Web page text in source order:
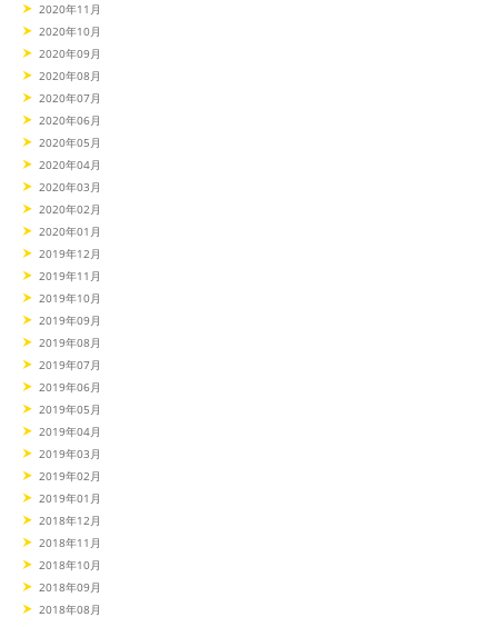
2020年11月
2020年10月
2020年09月
2020年08月
2020年07月
2020年06月
2020年05月
2020年04月
2020年03月
2020年02月
2020年01月
2019年12月
2019年11月
2019年10月
2019年09月
2019年08月
2019年07月
2019年06月
2019年05月
2019年04月
2019年03月
2019年02月
2019年01月
2018年12月
2018年11月
2018年10月
2018年09月
2018年08月